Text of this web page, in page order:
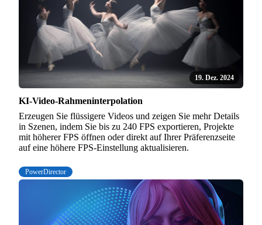
19. Dez. 2024
KI-Video-Rahmeninterpolation
Erzeugen Sie flüssigere Videos und zeigen Sie mehr Details
in Szenen, indem Sie bis zu 240 FPS exportieren, Projekte
mit höherer FPS öffnen oder direkt auf Ihrer Präferenzseite
auf eine höhere FPS-Einstellung aktualisieren.
PowerDirector